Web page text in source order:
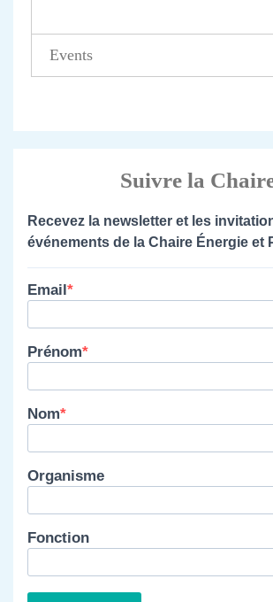
Events
Suivre la
Recevez la newsletter et les
événements de la Chaire Énergie et
Email
Prénom
Nom
Organisme
Fonction